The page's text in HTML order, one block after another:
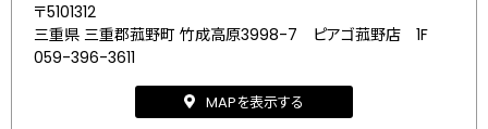
〒5101312
三重県 三重郡菰野町 竹成高原3998-7 ピアゴ菰野店 1F
059-396-3611
MAPを表示する